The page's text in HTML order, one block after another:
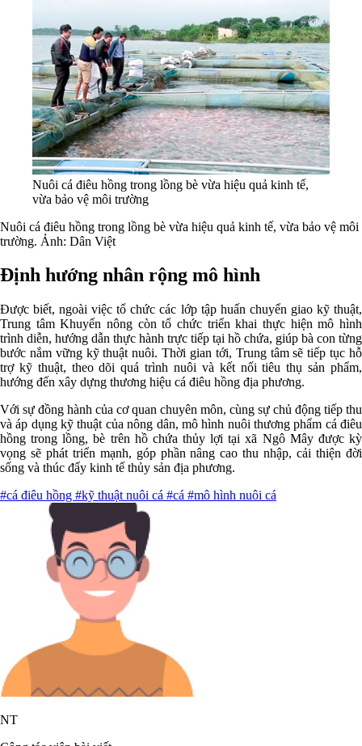
Nuôi cá điêu hồng trong lồng bè vừa hiệu quả kinh tế,
vừa bảo vệ môi trường
Nuôi cá điêu hồng trong lồng bè vừa hiệu quả kinh tế, vừa bảo vệ môi
trường. Ảnh: Dân Việt
Định hướng nhân rộng mô hình
Được biết, ngoài việc tổ chức các lớp tập huấn chuyển giao kỹ thuật,
Trung tâm Khuyến nông còn tổ chức triển khai thực hiện mô hình
trình diễn, hướng dẫn thực hành trực tiếp tại hồ chứa, giúp bà con từng
bước nắm vững kỹ thuật nuôi. Thời gian tới, Trung tâm sẽ tiếp tục hỗ
trợ kỹ thuật, theo dõi quá trình nuôi và kết nối tiêu thụ sản phẩm,
hướng đến xây dựng thương hiệu cá điêu hồng địa phương.
Với sự đồng hành của cơ quan chuyên môn, cùng sự chủ động tiếp thu
và áp dụng kỹ thuật của nông dân, mô hình nuôi thương phẩm cá điêu
hồng trong lồng, bè trên hồ chứa thủy lợi tại xã Ngô Mây được kỳ
vọng sẽ phát triển mạnh, góp phần nâng cao thu nhập, cải thiện đời
sống và thúc đẩy kinh tế thủy sản địa phương.
#cá điêu hồng #kỹ thuật nuôi cá #cá #mô hình nuôi cá
NT